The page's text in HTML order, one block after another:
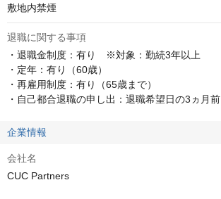
敷地内禁煙
退職に関する事項
・退職金制度：有り　※対象：勤続3年以上
・定年：有り（60歳）
・再雇用制度：有り（65歳まで）
・自己都合退職の申し出：退職希望日の3ヵ月前
企業情報
会社名
CUC Partners